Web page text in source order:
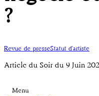
?
Revue de presseStatut d'artiste
Article du Soir du 9 Juin
Menu